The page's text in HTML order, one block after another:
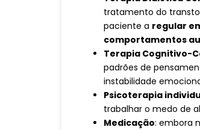
tratamento do
paciente a regular
comportamentos
Terapia Cognitivo-
padrões de
instabilidade
Psicoterapia
trabalhar o medo de
Medicação: embora